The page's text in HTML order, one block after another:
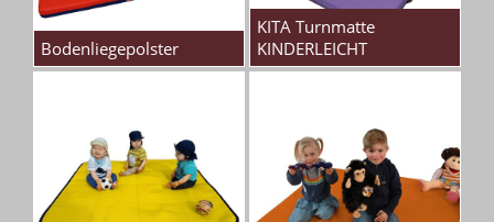
Bodenliegepolster
KITA Turnmatte
KINDERLEICHT